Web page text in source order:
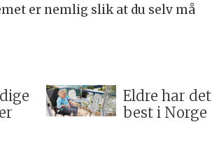
er nemlig slik at du selv må
Eldre har det
best i Norge